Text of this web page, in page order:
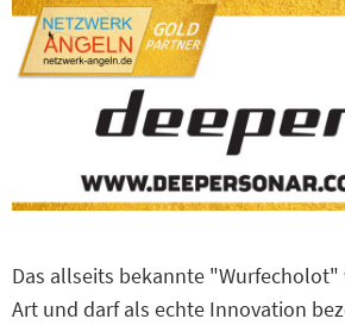
Das allseits bekannte "Wurfecholot"
Art und darf als echte Innovation